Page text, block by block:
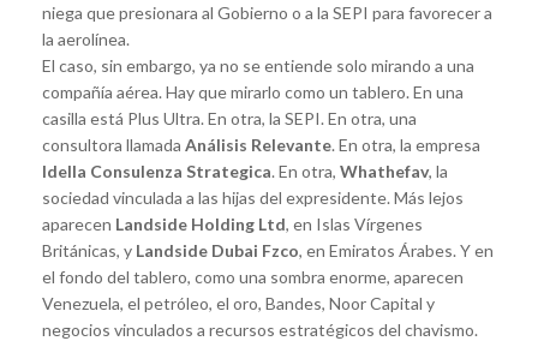
niega que presionara al Gobierno o a la SEPI para favorecer a
la aerolínea.
El caso, sin embargo, ya no se entiende solo mirando a una
compañía aérea. Hay que mirarlo como un tablero. En una
casilla está Plus Ultra. En otra, la SEPI. En otra, una
consultora llamada Análisis Relevante. En otra, la empresa
Idella Consulenza Strategica. En otra, Whathefav, la
sociedad vinculada a las hijas del expresidente. Más lejos
aparecen Landside Holding Ltd, en Islas Vírgenes
Británicas, y Landside Dubai Fzco, en Emiratos Árabes. Y en
el fondo del tablero, como una sombra enorme, aparecen
Venezuela, el petróleo, el oro, Bandes, Noor Capital y
negocios vinculados a recursos estratégicos del chavismo.